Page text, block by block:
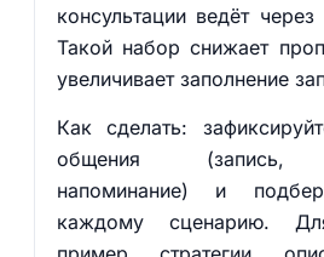
консультации ведёт
Такой набор снижает
увеличивает заполнение
Как сделать:
общения (запись,
напоминание) и
каждому сценарию.